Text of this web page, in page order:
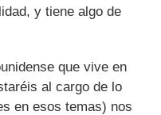
y tiene algo de
que vive en
al cargo de lo
en esos temas) nos